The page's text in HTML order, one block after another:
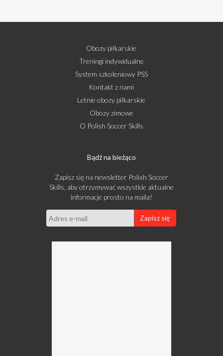
Obozy piłkarskie
Treningi indywidualne
System szkoleniowy PSS
Kontakt z nami
Letnie obozy piłkarskie
Obozy zimowe
O Polish Soccer Skills
Bądź na bieżąco
Zapisz się na newsletter Polish Soccer
Skills, aby otrzymywać wszystkie aktualne
informacje prosto na maila!
Zapisz się